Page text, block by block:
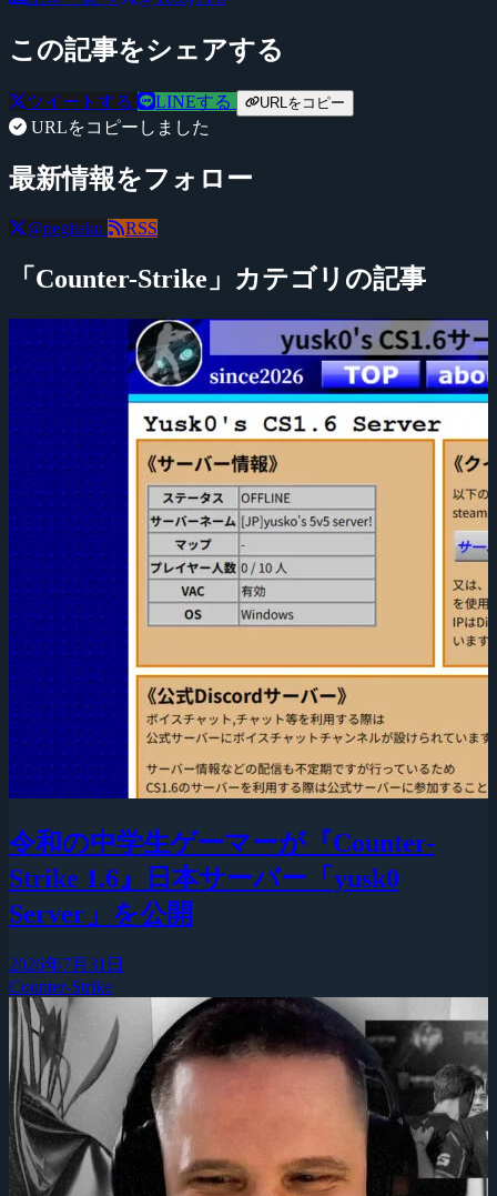
この記事をシェアする
ツイートする LINEする URLをコピー
URLをコピーしました
最新情報をフォロー
@negitaku RSS
「Counter-Strike」カテゴリの記事
令和の中学生ゲーマーが『Counter-
Strike 1.6』日本サーバー「yusk0
Server」を公開
2026年7月31日
Counter-Strike